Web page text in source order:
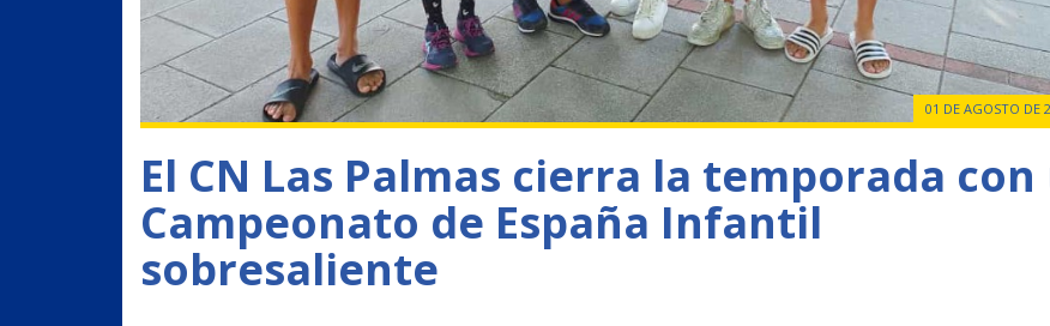
01 DE AGOSTO DE
El CN Las Palmas cierra la temporada con
Campeonato de España Infantil
sobresaliente